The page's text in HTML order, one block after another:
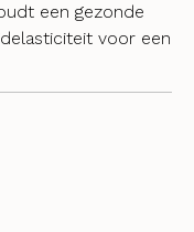
een gezonde
voor een